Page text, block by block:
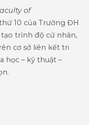
of
10 của Trường ĐH
trình độ cử nhân,
cơ sở liên kết tri
học – kỹ thuật –